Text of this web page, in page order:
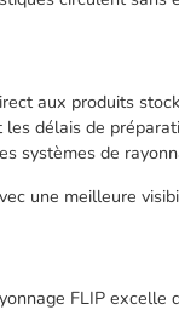
aux produits
délais de
systèmes de
une meilleure
FLIP excelle